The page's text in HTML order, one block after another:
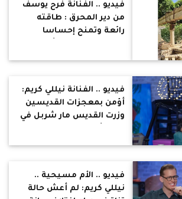
فيديو .. الفنانة فرح يوسف
من دير المحرق : طاقته
رائعة وتمنح إحساسا
فيديو .. الفنانة نيللي كريم:
أؤمن بمعجزات القديسين
وزرت القديس مار شربل في
فيديو .. الأم مسيحية ..
نيللي كريم: لم أعش حالة